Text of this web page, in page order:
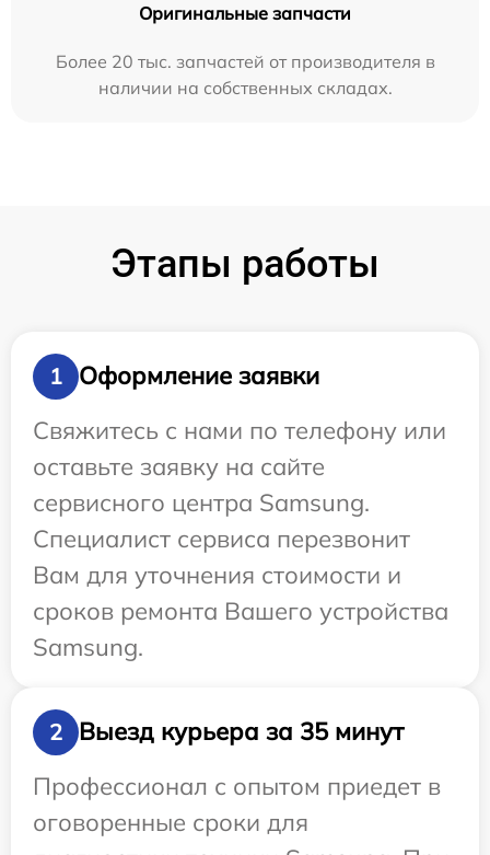
Оригинальные запчасти
Более 20 тыс. запчастей от производителя в
наличии на собственных складах.
Этапы работы
1
Оформление заявки
Свяжитесь с нами по телефону или
оставьте заявку на сайте
сервисного центра Samsung.
Специалист сервиса перезвонит
Вам для уточнения стоимости и
сроков ремонта Вашего устройства
Samsung.
2
Выезд курьера за 35 минут
Профессионал с опытом приедет в
оговоренные сроки для